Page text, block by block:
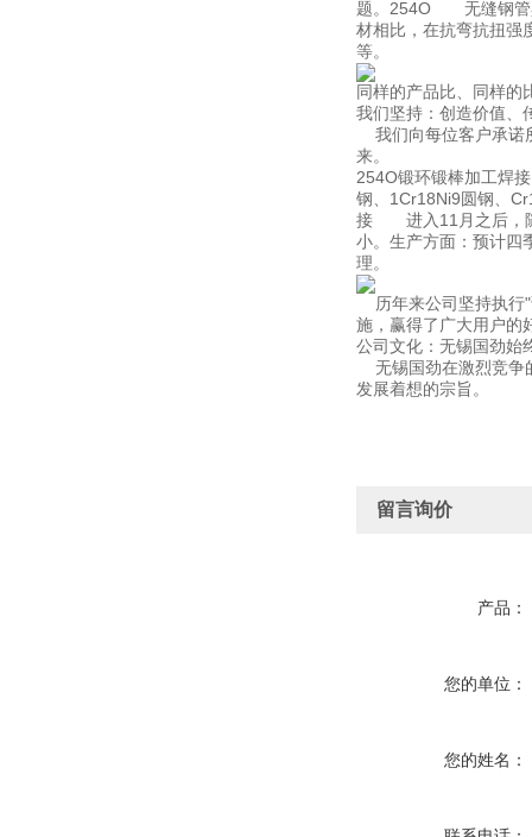
题。254O 无缝钢管具
材相比，在抗弯抗扭强
等。
同样的产品比、同样的
我们坚持：创造价值、
我们向每位客户承诺
来。
254O锻环锻棒加工焊
钢、1Cr18Ni9圆钢、
接 进入11月之后，随
小。生产方面：预计四
理。
历年来公司坚持执行"
施，赢得了广大用户的
公司文化：无锡国劲始
无锡国劲在激烈竞争
发展着想的宗旨。
留言询价
产品：
您的单位：
您的姓名：